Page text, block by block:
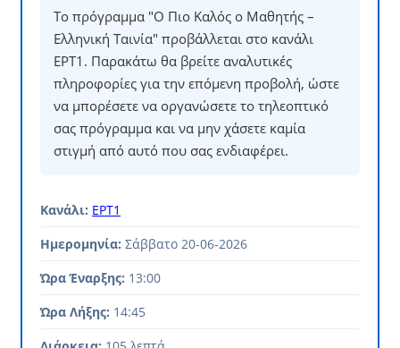
Το πρόγραμμα "Ο Πιο Καλός ο Μαθητής –
Ελληνική Ταινία" προβάλλεται στο κανάλι
ΕΡΤ1. Παρακάτω θα βρείτε αναλυτικές
πληροφορίες για την επόμενη προβολή, ώστε
να μπορέσετε να οργανώσετε το τηλεοπτικό
σας πρόγραμμα και να μην χάσετε καμία
στιγμή από αυτό που σας ενδιαφέρει.
Κανάλι: ΕΡΤ1
Ημερομηνία: Σάββατο 20-06-2026
Ώρα Έναρξης: 13:00
Ώρα Λήξης: 14:45